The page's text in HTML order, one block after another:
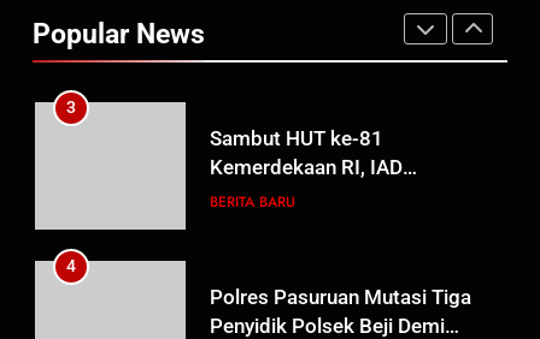
Guru Non-ASN sebagai Pahlawan Bangsa
Popular News
Wasbang dan Hukum,
Tanamkan Kesadaran
Berbangsa serta Taat Aturan di
PAPUA BARAT DAYA
3
Sambut HUT ke-81
Kemerdekaan RI, IAD
Probolinggo Persembahkan
Pahlawan Bangsa
BERITA BARU
4
Polres Pasuruan Mutasi Tiga
Penyidik Polsek Beji Demi